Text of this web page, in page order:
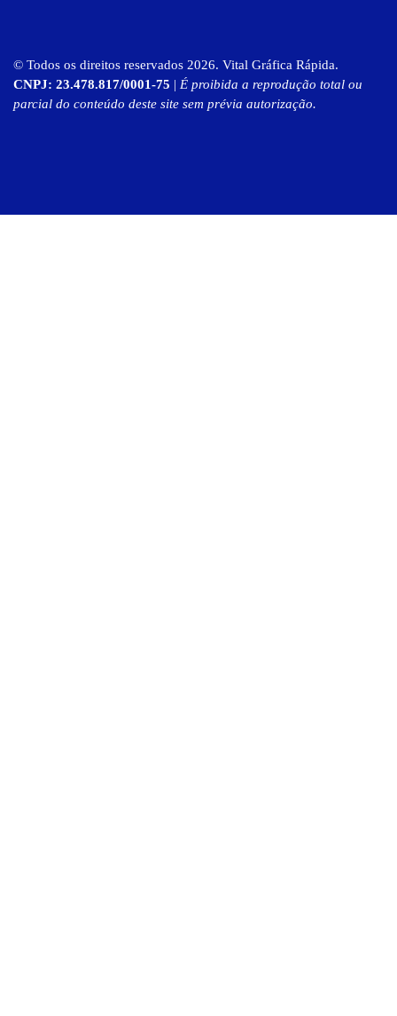
© Todos os direitos reservados 2026. Vital Gráfica Rápida.
CNPJ: 23.478.817/0001-75 | É proibida a reprodução total ou
parcial do conteúdo deste site sem prévia autorização.